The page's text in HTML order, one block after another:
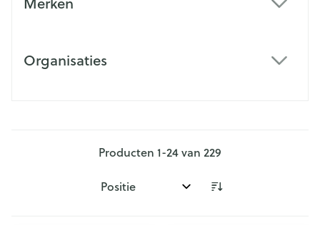
Organisaties
Producten 1-24van 229
Sorteer op: